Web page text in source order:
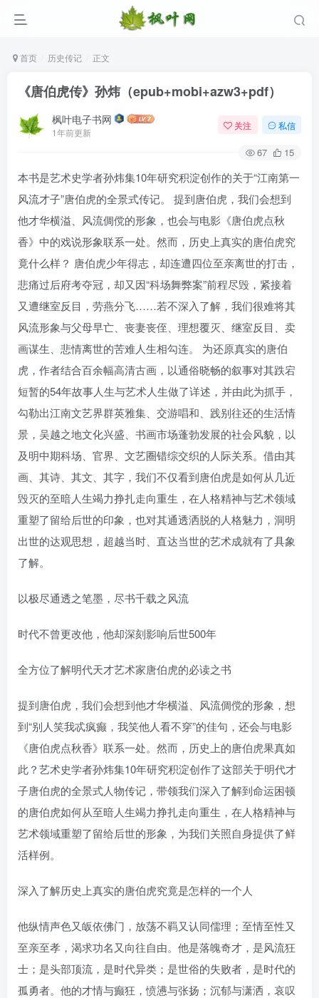
首页 历史传记 正文
《唐伯虎传》孙炜（epub+mobi+azw3+pdf）
枫叶电子书网
1年前更新
关注 私信
67 15
本书是艺术史学者孙炜集10年研究积淀创作的关于“江南第一
风流才子”唐伯虎的全景式传记。 提到唐伯虎，我们会想到
他才华横溢、风流倜傥的形象，也会与电影《唐伯虎点秋
香》中的戏说形象联系一处。然而，历史上真实的唐伯虎究
竟什么样？ 唐伯虎少年得志，却连遭四位至亲离世的打击，
悲痛过后府考夺冠，却又因“科场舞弊案”前程尽毁，紧接着
又遭继室反目，劳燕分飞……若不深入了解，我们很难将其
风流形象与父母早亡、丧妻丧侄、理想覆灭、继室反目、卖
画谋生、悲情离世的苦难人生相勾连。 为还原真实的唐伯
虎，作者结合百余幅高清古画，以通俗晓畅的叙事对其跌宕
短暂的54年故事人生与艺术人生做了详述，并由此为抓手，
勾勒出江南文艺界群英雅集、交游唱和、践别往还的生活情
景，吴越之地文化兴盛、书画市场蓬勃发展的社会风貌，以
及明中期科场、官界、文艺圈错综交织的人际关系。借由其
画、其诗、其文、其字，我们不仅看到唐伯虎是如何从几近
毁灭的至暗人生竭力挣扎走向重生，在人格精神与艺术领域
重塑了留给后世的印象，也对其通透洒脱的人格魅力，洞明
出世的达观思想，超越当时、直达当世的艺术成就有了具象
了解。
以极尽通透之笔墨，尽书千载之风流
时代不曾更改他，他却深刻影响后世500年
全方位了解明代天才艺术家唐伯虎的必读之书
提到唐伯虎，我们会想到他才华横溢、风流倜傥的形象，想
到“别人笑我忒疯癫，我笑他人看不穿”的佳句，还会与电影
《唐伯虎点秋香》联系一处。然而，历史上的唐伯虎果真如
此？艺术史学者孙炜集10年研究积淀创作了这部关于明代才
子唐伯虎的全景式人物传记，带领我们深入了解到命运困顿
的唐伯虎如何从至暗人生竭力挣扎走向重生，在人格精神与
艺术领域重塑了留给后世的形象，为我们关照自身提供了鲜
活样例。
深入了解历史上真实的唐伯虎究竟是怎样的一个人
他纵情声色又皈依佛门，放荡不羁又认同儒理；至情至性又
至亲至孝，渴求功名又向往自由。他是落魄奇才，是风流狂
士；是头部顶流，是时代异类；是世俗的失败者，是时代的
孤勇者。他的才情与癫狂，愤懑与张扬；沉郁与潇洒，哀叹
登录
登录密码
记住登录 找回密码|免密登录
登录
社交账号登录